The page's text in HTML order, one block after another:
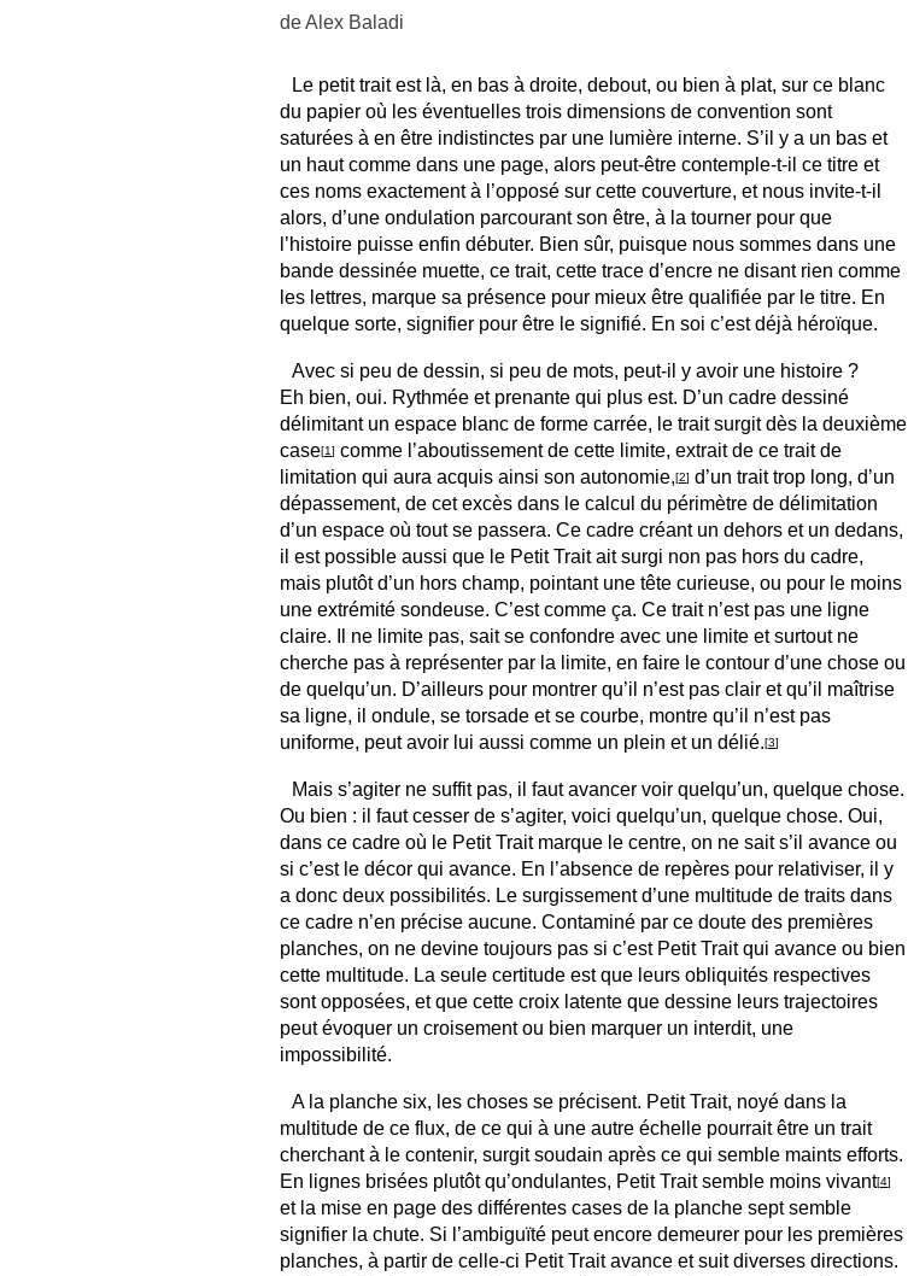
deAlex Baladi
Le petit trait est là, en bas à droite, debout, ou bien à plat, sur ce blanc
du papier où les éventuelles trois dimensions de convention sont
saturées à en être indistinctes par une lumière interne. S’il y a un bas et
un haut comme dans une page, alors peut-être contemple-t-il ce titre et
ces noms exactement à l’opposé sur cette couverture, et nous invite-t-il
alors, d’une ondulation parcourant son être, à la tourner pour que
l’histoire puisse enfin débuter. Bien sûr, puisque nous sommes dans une
bande dessinée muette, ce trait, cette trace d’encre ne disant rien comme
les lettres, marque sa présence pour mieux être qualifiée par le titre. En
quelque sorte, signifier pour être le signifié. En soi c’est déjà héroïque.
Avec si peu de dessin, si peu de mots, peut-il y avoir une histoire ?
Eh bien, oui. Rythmée et prenante qui plus est. D’un cadre dessiné
délimitant un espace blanc de forme carrée, le trait surgit dès la deuxième
case[1] comme l’aboutissement de cette limite, extrait de ce trait de
limitation qui aura acquis ainsi son autonomie,[2] d’un trait trop long, d’un
dépassement, de cet excès dans le calcul du périmètre de délimitation
d’un espace où tout se passera. Ce cadre créant un dehors et un dedans,
il est possible aussi que le Petit Trait ait surgi non pas hors du cadre,
mais plutôt d’un hors champ, pointant une tête curieuse, ou pour le moins
une extrémité sondeuse. C’est comme ça. Ce trait n’est pas une ligne
claire. Il ne limite pas, sait se confondre avec une limite et surtout ne
cherche pas à représenter par la limite, en faire le contour d’une chose ou
de quelqu’un. D’ailleurs pour montrer qu’il n’est pas clair et qu’il maîtrise
sa ligne, il ondule, se torsade et se courbe, montre qu’il n’est pas
uniforme, peut avoir lui aussi comme un plein et un délié.[3]
Mais s’agiter ne suffit pas, il faut avancer voir quelqu’un, quelque chose.
Ou bien : il faut cesser de s’agiter, voici quelqu’un, quelque chose. Oui,
dans ce cadre où le Petit Trait marque le centre, on ne sait s’il avance ou
si c’est le décor qui avance. En l’absence de repères pour relativiser, il y
a donc deux possibilités. Le surgissement d’une multitude de traits dans
ce cadre n’en précise aucune. Contaminé par ce doute des premières
planches, on ne devine toujours pas si c’est Petit Trait qui avance ou bien
cette multitude. La seule certitude est que leurs obliquités respectives
sont opposées, et que cette croix latente que dessine leurs trajectoires
peut évoquer un croisement ou bien marquer un interdit, une
impossibilité.
A la planche six, les choses se précisent. Petit Trait, noyé dans la
multitude de ce flux, de ce qui à une autre échelle pourrait être un trait
cherchant à le contenir, surgit soudain après ce qui semble maints efforts.
En lignes brisées plutôt qu’ondulantes, Petit Trait semble moins vivant[4]
et la mise en page des différentes cases de la planche sept semble
signifier la chute. Si l’ambiguïté peut encore demeurer pour les premières
planches, à partir de celle-ci Petit Trait avance et suit diverses directions.